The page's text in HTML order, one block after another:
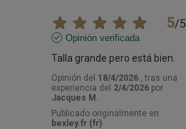
5/5
Opinión verificada
Talla grande pero está bien.
Opinión del 18/4/2026
, tras una
experiencia del 2/4/2026 por
Jacques M.
Publicado originalmente en
bexley.fr (fr)